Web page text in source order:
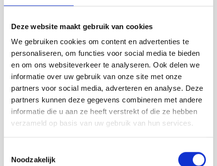
Deze website maakt gebruik van cookies
We gebruiken cookies om content en advertenties te
personaliseren, om functies voor social media te bieden
en om ons websiteverkeer te analyseren. Ook delen we
informatie over uw gebruik van onze site met onze
partners voor social media, adverteren en analyse. Deze
partners kunnen deze gegevens combineren met andere
informatie die u aan ze heeft verstrekt of die ze hebben
verzameld op basis van uw gebruik van hun services.
Noodzakelijk
Refillable Candle | hervulbare design kaars met